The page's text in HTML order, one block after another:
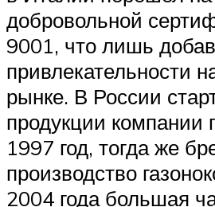
добровольной
9001, что лишь
привлекательности
рынке. В России
продукции компании
1997 год, тогда же
производство
2004 года большая